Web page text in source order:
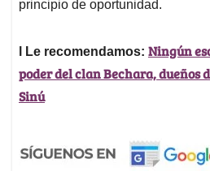
principio de oportunidad.
l Le recomendamos: Ningún
poder del clan Bechara, dueños
Sinú